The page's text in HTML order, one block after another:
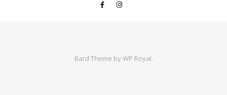
Bard Theme byWP Royal.